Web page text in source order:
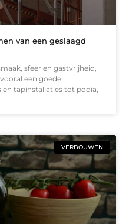
van een geslaagd
sfeer en gastvrijheid,
een goede
tapinstallaties tot podia,
VERBOUWEN